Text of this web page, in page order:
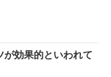
が効果的といわれて